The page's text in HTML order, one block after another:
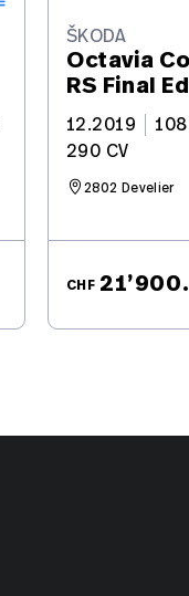
ŠKODA
Octavia
RS Final
12.2019
290 CV
2802 Develier
CHF